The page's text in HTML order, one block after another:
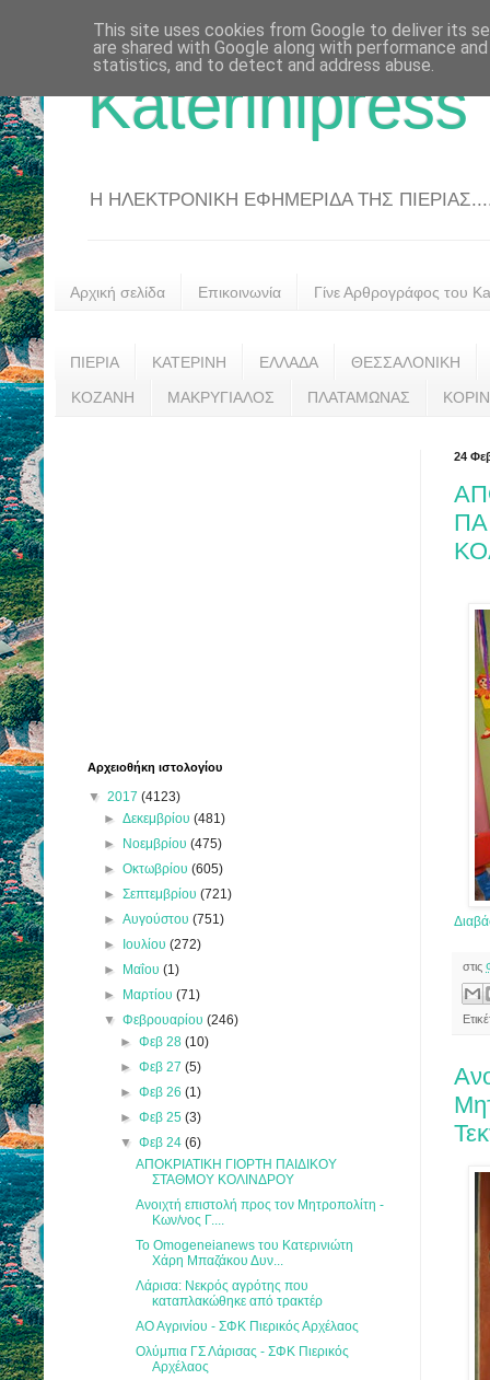
Katerinipress
Η ΗΛΕΚΤΡΟΝΙΚΗ ΕΦΗΜΕΡΙΔΑ ΤΗΣ
Αρχική σελίδα Επικοινωνία Γίνε Αρθρογράφος του
ΠΙΕΡΙΑ ΚΑΤΕΡΙΝΗ ΕΛΛΑΔΑ ΘΕΣΣΑΛΟΝΙΚΗ
ΚΟΖΑΝΗ ΜΑΚΡΥΓΙΑΛΟΣ ΠΛΑΤΑΜΩΝΑΣ
24
στις
Αρχειοθήκη ιστολογίου
▼ 2017 (4123)
►Δεκεμβρίου(481)
► Νοεμβρίου(475)
►Οκτωβρίου(605)
►Σεπτεμβρίου(721)
►Αυγούστου(751)
► Ιουλίου(272)
► Μαΐου(1)
► Μαρτίου(71)
▼Φεβρουαρίου(246)
► Φεβ 28 (10)
► Φεβ 27 (5)
► Φεβ 26 (1)
► Φεβ 25 (3)
▼ Φεβ 24 (6)
ΑΠΟΚΡΙΑΤΙΚΗ ΓΙΟΡΤΗ ΠΑΙΔΙΚΟΥ
ΣΤΑΘΜΟΥ ΚΟΛΙΝΔΡΟΥ
Ανοιχτή επιστολή προς τον Μητροπολίτη -
Κων/νος Γ....
Το Omogeneianews του Κατερινιώτη
Χάρη Μπαζάκου Δυν...
Λάρισα: Νεκρός αγρότης που
καταπλακώθηκε από τρακτέρ
ΑΟ Αγρινίου - ΣΦΚ Πιερικός Αρχέλαος
Ολύμπια ΓΣ Λάρισας - ΣΦΚ Πιερικός
Αρχέλαος
This site uses cookies from Google to deliver its
are shared with Google along with performance
statistics, and to detect and address abuse.